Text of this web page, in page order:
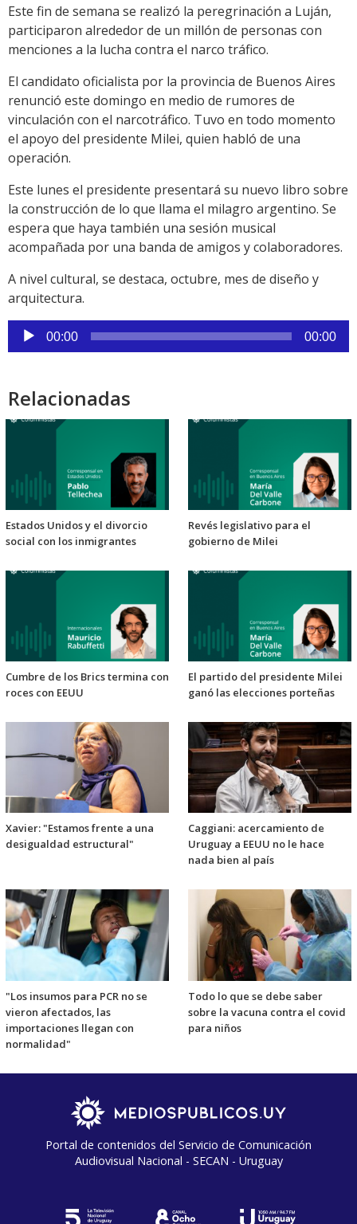
Link
Este fin de semana se realizó la peregrinación a Luján,
participaron alrededor de un millón de personas con
menciones a la lucha contra el narco tráfico.
El candidato oficialista por la provincia de Buenos Aires
renunció este domingo en medio de rumores de
vinculación con el narcotráfico. Tuvo en todo momento
el apoyo del presidente Milei, quien habló de una
operación.
Este lunes el presidente presentará su nuevo libro sobre
la construcción de lo que llama el milagro argentino. Se
espera que haya también una sesión musical
acompañada por una banda de amigos y colaboradores.
A nivel cultural, se destaca, octubre, mes de diseño y
arquitectura.
Reproductor
de
00:00 00:00
Relacionadas
Estados Unidos y el divorcio
social con los inmigrantes
Revés legislativo para el
gobierno de Milei
Cumbre de los Brics termina con
roces con EEUU
El partido del presidente Milei
ganó las elecciones porteñas
Xavier: "Estamos frente a una
desigualdad estructural"
Caggiani: acercamiento de
Uruguay a EEUU no le hace
nada bien al país
"Los insumos para PCR no se
vieron afectados, las
importaciones llegan con
normalidad"
Todo lo que se debe saber
sobre la vacuna contra el covid
para niños
Portal de contenidos del Servicio de Comunicación
Audiovisual Nacional - SECAN - Uruguay